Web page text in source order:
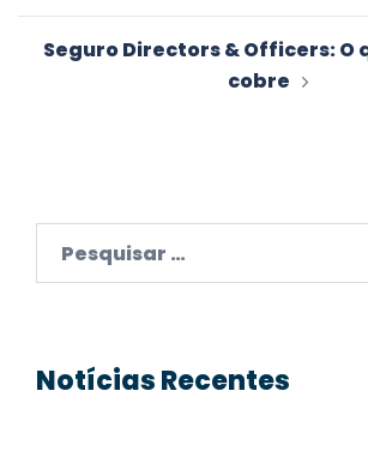
artigos
Seguro Directors & Officers: O
cobre
por:
Notícias Recentes